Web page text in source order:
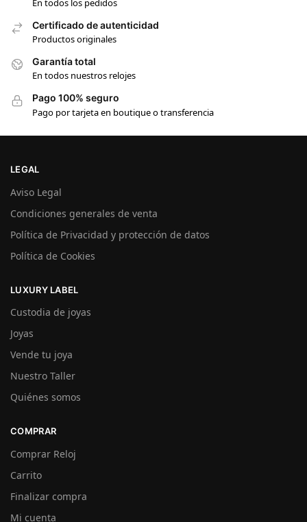
Certificado de autenticidad
Productos originales
Garantía total
En todos nuestros relojes
Pago 100% seguro
Pago por tarjeta en boutique o transferencia
LEGAL
Aviso Legal
Condiciones generales de venta
Política de Privacidad y protección de datos
Política de Cookies
LUXURY LABEL
Custodia de joyas
Joyas
Vende tu joya
Nuestro Taller
Quiénes somos
COMPRAR
Comprar Reloj
Carrito
Finalizar compra
Mi cuenta